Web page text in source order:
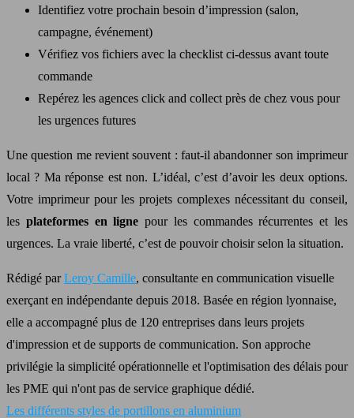
Identifiez votre prochain besoin d’impression (salon,
campagne, événement)
Vérifiez vos fichiers avec la checklist ci-dessus avant toute
commande
Repérez les agences click and collect près de chez vous pour
les urgences futures
Une question me revient souvent : faut-il abandonner son imprimeur
local ? Ma réponse est non. L’idéal, c’est d’avoir les deux options.
Votre imprimeur pour les projets complexes nécessitant du conseil,
les plateformes en ligne pour les commandes récurrentes et les
urgences. La vraie liberté, c’est de pouvoir choisir selon la situation.
Rédigé parLeroy Camille, consultante en communication visuelle
exerçant en indépendante depuis 2018. Basée en région lyonnaise,
elle a accompagné plus de 120 entreprises dans leurs projets
d'impression et de supports de communication. Son approche
privilégie la simplicité opérationnelle et l'optimisation des délais pour
les PME qui n'ont pas de service graphique dédié.
Les différents styles de portillons en aluminium